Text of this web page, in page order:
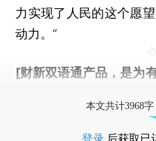
力实现了人民的这个愿
动力。”
[财新双语通产品，是为
本文共计3968
登录 后获取已